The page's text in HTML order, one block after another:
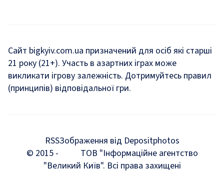
Комуналка
Хроніки війни
Мегаполіс
Київщина
Сайт bigkyiv.com.ua призначений для осіб які старші
21 року (21+). Участь в азартних іграх може
викликати ігрову залежність. Дотримуйтесь правил
(принципів) відповідальної гри.
RSSЗображення від Depositphotos
© 2015 -
ТОВ "Інформаційне агентство
"Великий Київ". Всі права захищені